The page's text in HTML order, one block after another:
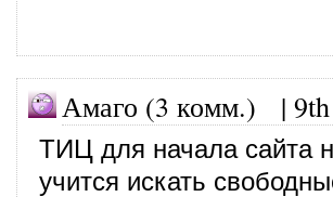
Амаго (3 комм.) |
ТИЦ для начала сайта
учится искать